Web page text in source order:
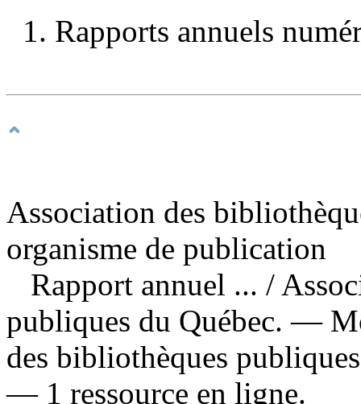
1. Rapports annuels
Association des
organisme de publication
Rapport annuel ... /
publiques du Québec. —
des bibliothèques
— 1 ressource en ligne.